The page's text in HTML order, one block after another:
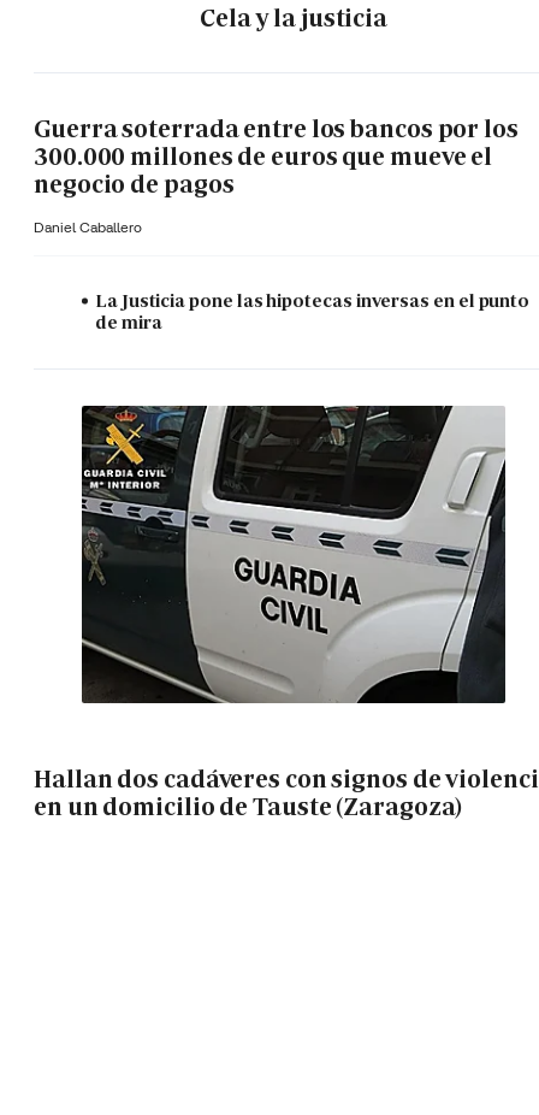
Cela y la justicia
Guerra soterrada entre los bancos por los
300.000 millones de euros que mueve el
negocio de pagos
Daniel Caballero
La Justicia pone las hipotecas inversas en el punto
de mira
Hallan dos cadáveres con signos de
en un domicilio de Tauste (Zaragoza)